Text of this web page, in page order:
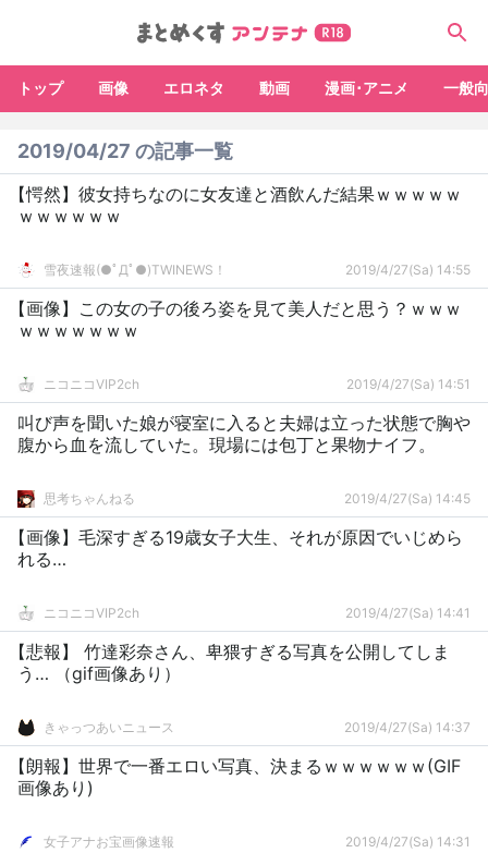
トップ 画像 エロネタ 動画 漫画･アニメ 一般
2019/04/27 の記事一覧
【愕然】彼女持ちなのに女友達と酒飲んだ結果ｗｗｗｗｗ
ｗｗｗｗｗｗ
雪夜速報(●ﾟДﾟ●)TWINEWS！ 2019/4/27(Sa) 14:55
【画像】この女の子の後ろ姿を見て美人だと思う？ｗｗｗ
ｗｗｗｗｗｗｗ
ニコニコVIP2ch 2019/4/27(Sa) 14:51
叫び声を聞いた娘が寝室に入ると夫婦は立った状態で胸や
腹から血を流していた。現場には包丁と果物ナイフ。
思考ちゃんねる 2019/4/27(Sa) 14:45
【画像】毛深すぎる19歳女子大生、それが原因でいじめら
れる…
ニコニコVIP2ch 2019/4/27(Sa) 14:41
【悲報】 竹達彩奈さん、卑猥すぎる写真を公開してしま
う… （gif画像あり）
きゃっつあいニュース 2019/4/27(Sa) 14:37
【朗報】世界で一番エロい写真、決まるｗｗｗｗｗｗ(GIF
画像あり)
女子アナお宝画像速報 2019/4/27(Sa) 14:31